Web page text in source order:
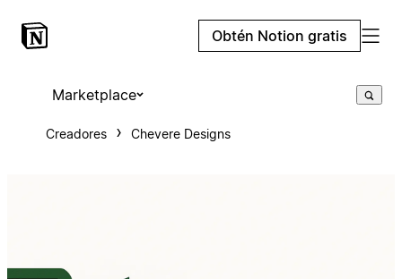
Obtén Notion gratis
Marketplace
Creadores Chevere Designs